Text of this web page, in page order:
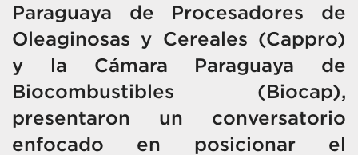
Paraguaya de Procesadores de
Oleaginosas y Cereales (Cappro)
y la Cámara Paraguaya de
Biocombustibles (Biocap),
presentaron un conversatorio
enfocado en posicionar el